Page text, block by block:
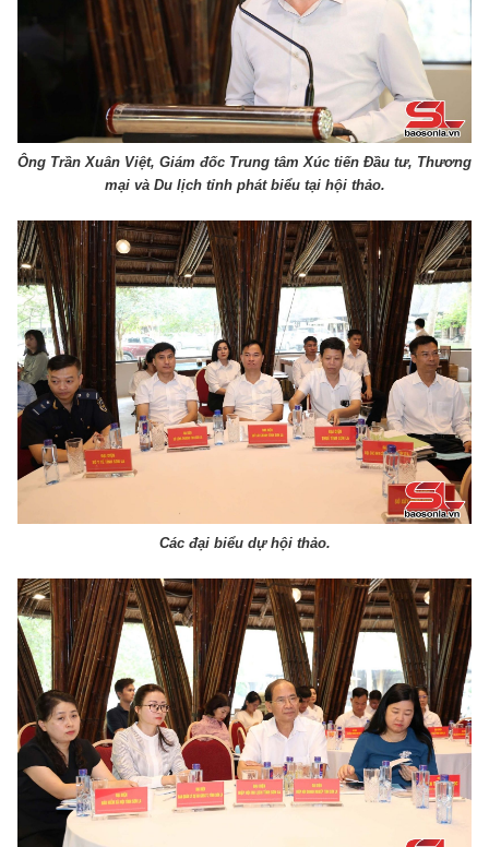
Ông Trần Xuân Việt, Giám đốc Trung tâm Xúc tiến Đầu tư, Thương
mại và Du lịch tỉnh phát biểu tại hội thảo.
Các đại biểu dự hội thảo.